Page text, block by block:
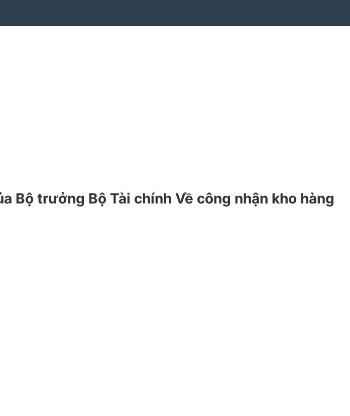
Bộ trưởng Bộ Tài chính Về công nhận kho hàng